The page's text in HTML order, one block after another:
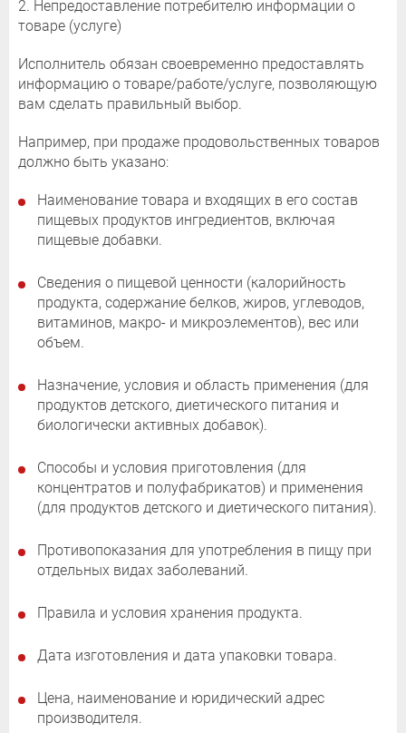
2. Непредоставление потребителю информации о
товаре (услуге)
Исполнитель обязан своевременно предоставлять
информацию о товаре/работе/услуге, позволяющую
вам сделать правильный выбор.
Например, при продаже продовольственных товаров
должно быть указано:
Наименование товара и входящих в его состав
пищевых продуктов ингредиентов, включая
пищевые добавки.
Сведения о пищевой ценности (калорийность
продукта, содержание белков, жиров, углеводов,
витаминов, макро- и микроэлементов), вес или
объем.
Назначение, условия и область применения (для
продуктов детского, диетического питания и
биологически активных добавок).
Способы и условия приготовления (для
концентратов и полуфабрикатов) и применения
(для продуктов детского и диетического питания).
Противопоказания для употребления в пищу при
отдельных видах заболеваний.
Правила и условия хранения продукта.
Дата изготовления и дата упаковки товара.
Цена, наименование и юридический адрес
производителя.